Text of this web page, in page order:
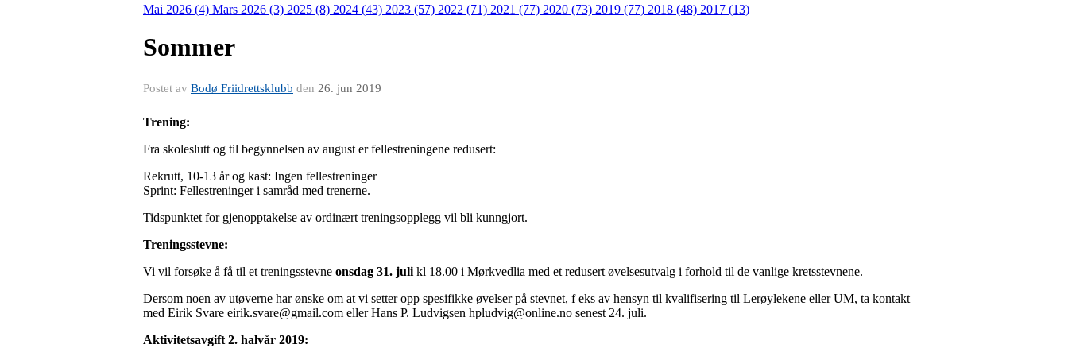
Mai 2026 (4) Mars 2026 (3) 2025 (8) 2024 (43) 2023 (57) 2022 (71) 2021 (77) 2020 (73) 2019 (77) 2018 (48) 2017 (13)
Sommer
Postet av Bodø Friidrettsklubb den 26. jun 2019
Trening:
Fra skoleslutt og til begynnelsen av august er fellestreningene redusert:
Rekrutt, 10-13 år og kast: Ingen fellestreninger
Sprint: Fellestreninger i samråd med trenerne.
Tidspunktet for gjenopptakelse av ordinært treningsopplegg vil bli kunngjort.
Treningsstevne:
Vi vil forsøke å få til et treningsstevne onsdag 31. juli kl 18.00 i Mørkvedlia med et redusert øvelsesutvalg i forhold til de vanlige kretsstevnene.
Dersom noen av utøverne har ønske om at vi setter opp spesifikke øvelser på stevnet, f eks av hensyn til kvalifisering til Lerøylekene eller UM, ta kontakt
med Eirik Svare eirik.svare@gmail.com eller Hans P. Ludvigsen hpludvig@online.no senest 24. juli.
Aktivitetsavgift 2. halvår 2019: